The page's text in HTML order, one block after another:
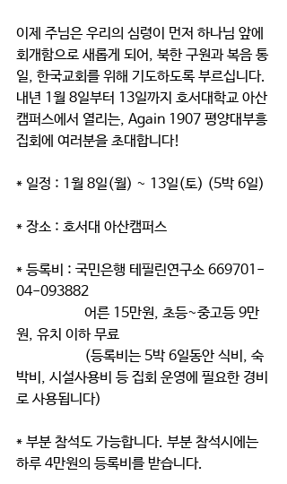
이제 주님은 우리의 심령이 먼저 하나님 앞에
회개함으로 새롭게 되어, 북한 구원과 복음 통
일, 한국교회를 위해 기도하도록 부르십니다.
내년 1월 8일부터 13일까지 호서대학교 아산
캠퍼스에서 열리는, Again 1907 평양대부흥
집회에 여러분을 초대합니다!
* 일정 : 1월 8일(월) ~ 13일(토) (5박 6일)
* 장소 : 호서대 아산캠퍼스
* 등록비 : 국민은행 테필린연구소 669701-
04-093882
원, 유치 이하 무료
박비, 시설사용비 등 집회 운영에 필요한 경비
로 사용됩니다)
* 부분 참석도 가능합니다. 부분 참석시에는
하루 4만원의 등록비를 받습니다.